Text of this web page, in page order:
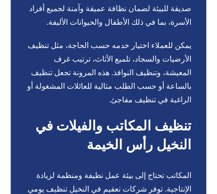
صديقة للبيئة لضمان نظافة عميقة وآمنة لجميع أفراد
الأسرة، بما في ذلك الأطفال والحيوانات الأليفة.
يمكن للعملاء اختيار خدمه حسب الحاجة، مثل تنظيف
الأرضيات والسجاد، تلميع الأثاث، ترتيب غرف
المعيشة، وتنظيف النوافذ. هذه المرونة تجعل تنظيف
بالساعة أو حسب الطلب مثالية للعائلات المشغولة أو
الراغبة في تنظيف مفاجئ.
تنظيف المكاتب والفيلات في
النخيل رأس الخيمة
المكاتب تحتاج إلى بيئة عمل نظيفة ومنظمة لزيادة
الإنتاجية. توفر شركات تعقيم في النخيل تنظيف يومي